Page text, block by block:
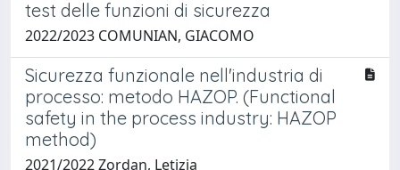
test delle funzioni di sicurezza
2022/2023 COMUNIAN, GIACOMO
Sicurezza funzionale nell'industria di
processo: metodo HAZOP. (Functional
safety in the process industry: HAZOP
method)
2021/2022 Zordan, Letizia